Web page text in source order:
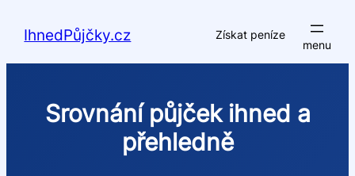
IhnedPůjčky.cz Získat peníze
Srovnání půjček ihned a
přehledně